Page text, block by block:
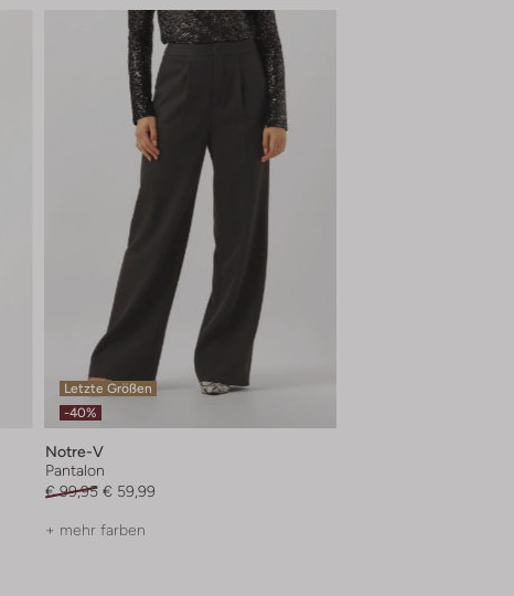
Letzte Größen
-40%
Notre-V
Pantalon
€ 99,95 € 59,99
+ mehr farben